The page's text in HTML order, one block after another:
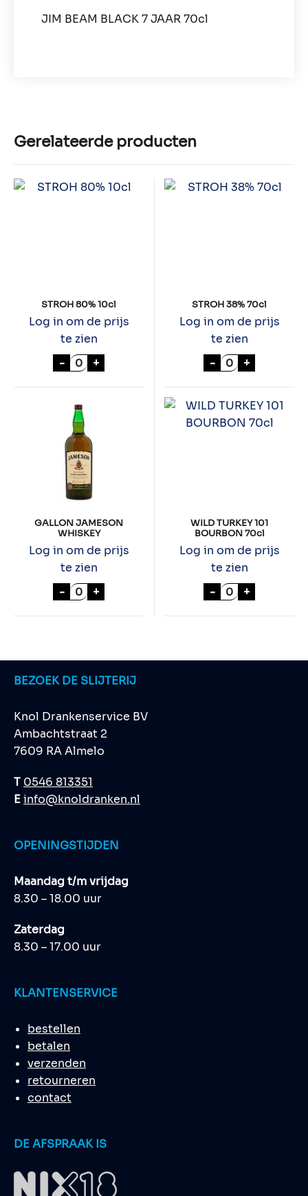
JIM BEAM BLACK 7 JAAR 70cl
Gerelateerde producten
STROH 80% 10cl
Log in om de prijs
te zien
- STROH 80% 10cl aantal
+
STROH 38% 70cl
Log in om de prijs
te zien
- STROH 38%
+
GALLON JAMESON
WHISKEY
Log in om de prijs
te zien
- GALLON JAMESON WHISKEY aantal
+
WILD TURKEY 101
BOURBON 70cl
Log in om de prijs
te zien
- WILD TURKEY
+
BEZOEK DE SLIJTERIJ
Knol Drankenservice BV
Ambachtstraat 2
7609 RA Almelo
T 0546 813351
Einfo@knoldranken.nl
OPENINGSTIJDEN
Maandag t/m vrijdag
8.30 – 18.00 uur
Zaterdag
8.30 – 17.00 uur
KLANTENSERVICE
bestellen
betalen
verzenden
retourneren
contact
DE AFSPRAAK IS